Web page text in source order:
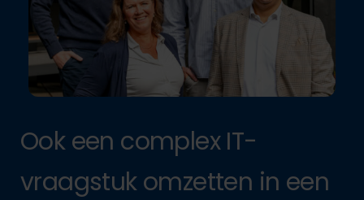
Ook een complex IT-
vraagstuk omzetten in een